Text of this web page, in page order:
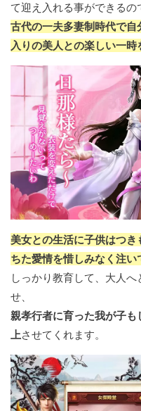
て迎え入れる事ができるの
古代の一夫多妻制時代で
入りの美人との楽しい一時
美女との生活に子供はつ
ちた愛情を惜しみなく注い
しっかり教育して、大人
せ、
親孝行者に育った我が子
上させてくれます。